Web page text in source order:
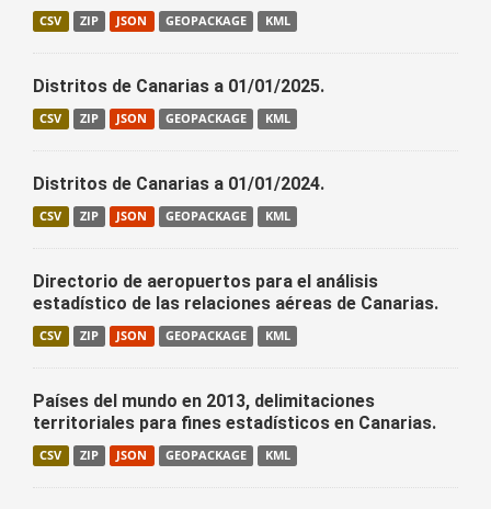
CSV ZIP JSON GEOPACKAGE KML
Distritos de Canarias a 01/01/2025.
CSV ZIP JSON GEOPACKAGE KML
Distritos de Canarias a 01/01/2024.
CSV ZIP JSON GEOPACKAGE KML
Directorio de aeropuertos para el análisis
estadístico de las relaciones aéreas de Canarias.
CSV ZIP JSON GEOPACKAGE KML
Países del mundo en 2013, delimitaciones
territoriales para fines estadísticos en Canarias.
CSV ZIP JSON GEOPACKAGE KML